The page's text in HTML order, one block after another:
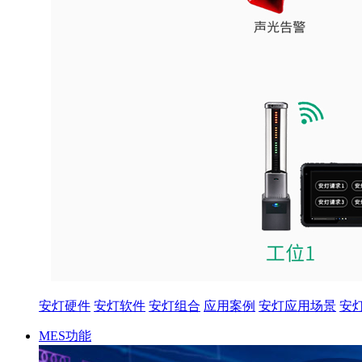
安灯硬件 安灯软件 安灯组合 应用案例 安灯应用场景 安
MES功能